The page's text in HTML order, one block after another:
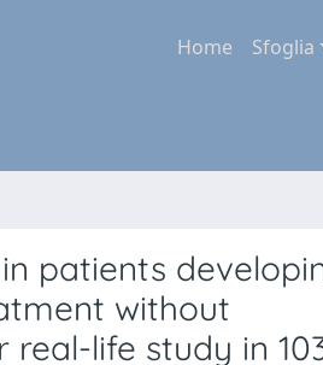
Home Sfoglia
patients
without
life study in